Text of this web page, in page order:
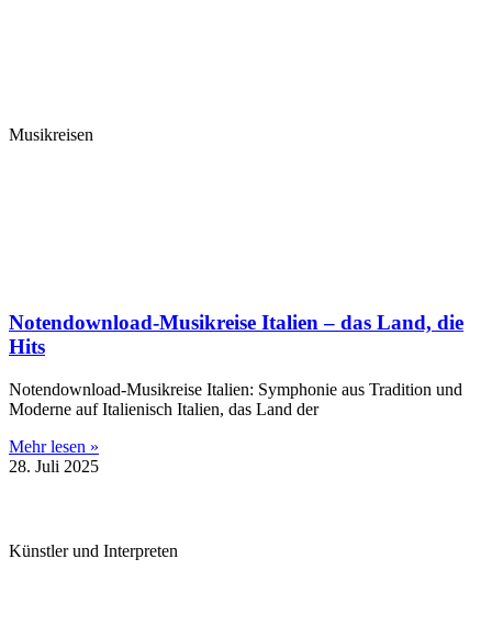
Musikreisen
Notendownload-Musikreise Italien – das Land, die
Hits
Notendownload-Musikreise Italien: Symphonie aus Tradition und
Moderne auf Italienisch Italien, das Land der
Mehr lesen »
28. Juli 2025
Künstler und Interpreten